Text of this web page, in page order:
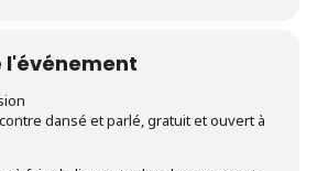
l'événement
dansé et parlé, gratuit et ouvert à